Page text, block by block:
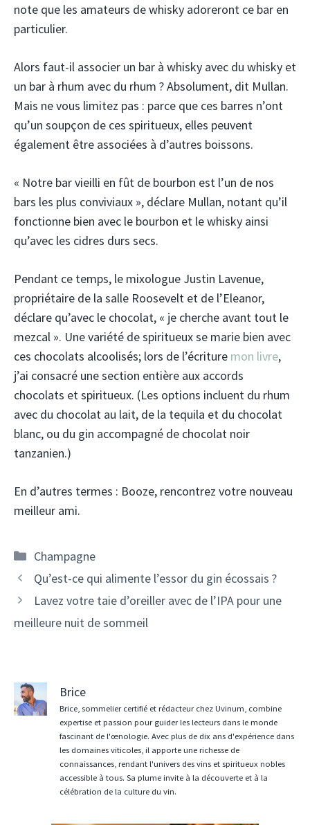
note que les amateurs de whisky adoreront ce bar en
particulier.
Alors faut-il associer un bar à whisky avec du whisky et
un bar à rhum avec du rhum ? Absolument, dit Mullan.
Mais ne vous limitez pas : parce que ces barres n’ont
qu’un soupçon de ces spiritueux, elles peuvent
également être associées à d’autres boissons.
« Notre bar vieilli en fût de bourbon est l’un de nos
bars les plus conviviaux », déclare Mullan, notant qu’il
fonctionne bien avec le bourbon et le whisky ainsi
qu’avec les cidres durs secs.
Pendant ce temps, le mixologue Justin Lavenue,
propriétaire de la salle Roosevelt et de l’Eleanor,
déclare qu’avec le chocolat, « je cherche avant tout le
mezcal ». Une variété de spiritueux se marie bien avec
ces chocolats alcoolisés; lors de l’écriture mon livre,
j’ai consacré une section entière aux accords
chocolats et spiritueux. (Les options incluent du rhum
avec du chocolat au lait, de la tequila et du chocolat
blanc, ou du gin accompagné de chocolat noir
tanzanien.)
En d’autres termes : Booze, rencontrez votre nouveau
meilleur ami.
Catégories
Champagne
Navigation
des
Qu’est-ce qui alimente l’essor du gin écossais ?
Lavez votre taie d’oreiller avec de l’IPA pour une
meilleure nuit de sommeil
Brice
Brice, sommelier certifié et rédacteur chez Uvinum, combine
expertise et passion pour guider les lecteurs dans le monde
fascinant de l'œnologie. Avec plus de dix ans d'expérience dans
les domaines viticoles, il apporte une richesse de
connaissances, rendant l'univers des vins et spiritueux nobles
accessible à tous. Sa plume invite à la découverte et à la
célébration de la culture du vin.